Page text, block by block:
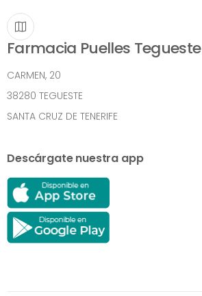
Farmacia Puelles Tegueste
CARMEN, 20
38280 TEGUESTE
SANTA CRUZ DE TENERIFE
Descárgate nuestra app